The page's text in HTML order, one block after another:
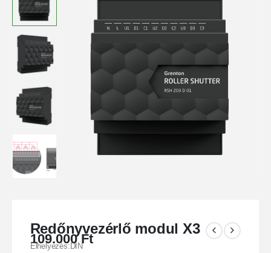
Redőnyvezérlő modul X3
109.000Ft
Elhelyezés:DIN